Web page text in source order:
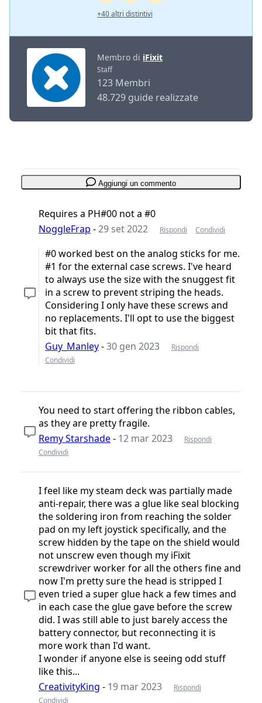
+40 altri distintivi
Membro di iFixit
Staff
123 Membri
48.729 guide realizzate
Aggiungi un commento
Requires a PH#00 not a #0
NoggleFrap -29 set 2022 Rispondi Condividi
#0 worked best on the analog sticks for me.
#1 for the external case screws. I've heard
to always use the size with the snuggest fit
in a screw to prevent striping the heads.
Considering I only have these screws and
no replacements. I'll opt to use the biggest
bit that fits.
Guy_Manley-30 gen 2023
Rispondi
Condividi
You need to start offering the ribbon cables,
as they are pretty fragile.
Remy Starshade- 12 mar 2023
Rispondi
Condividi
I feel like my steam deck was partially made
anti-repair, there was a glue like seal blocking
the soldering iron from reaching the solder
pad on my left joystick specifically, and the
screw hidden by the tape on the shield would
not unscrew even though my iFixit
screwdriver worker for all the others fine and
now I'm pretty sure the head is stripped I
even tried a super glue hack a few times and
in each case the glue gave before the screw
did. I was still able to just barely access the
battery connector, but reconnecting it is
more work than I'd want.
I wonder if anyone else is seeing odd stuff
like this...
CreativityKing - 19 mar 2023
Rispondi
Condividi